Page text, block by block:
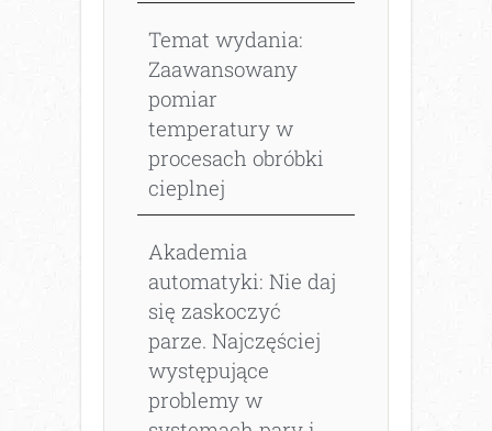
Temat wydania:
Zaawansowany
pomiar
temperatury w
procesach obróbki
cieplnej
Akademia
automatyki: Nie daj
się zaskoczyć
parze. Najczęściej
występujące
problemy w